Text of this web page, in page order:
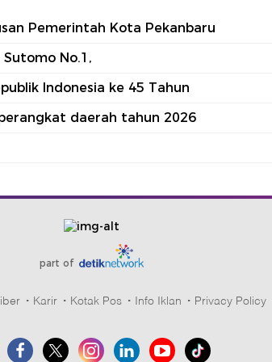
Pemerintah Kota Pekanbaru
No.1,
Indonesia ke 45 Tahun
daerah tahun 2026
part of
Karir Kotak Pos Info Iklan Privacy Policy